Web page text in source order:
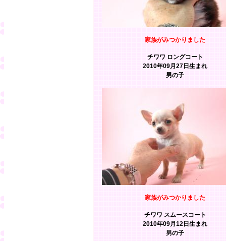
家族がみつかりました
チワワ ロングコート
2010年09月27日生まれ
男の子
家族がみつかりました
チワワ スムースコート
2010年09月12日生まれ
男の子